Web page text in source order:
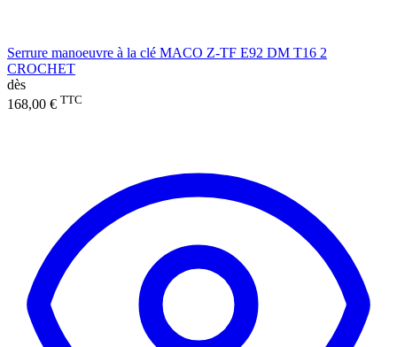
Serrure manoeuvre à la clé MACO Z-TF E92 DM T16 2
CROCHET
dès
168,00 € TTC